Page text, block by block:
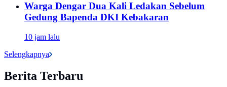
Warga Dengar Dua Kali Ledakan Sebelum
Gedung Bapenda DKI Kebakaran
10 jam lalu
Selengkapnya
Berita Terbaru